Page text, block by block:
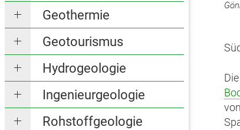
Geothermie
Geotourismus
Hydrogeologie
Ingenieurgeologie
Rohstoffgeologie